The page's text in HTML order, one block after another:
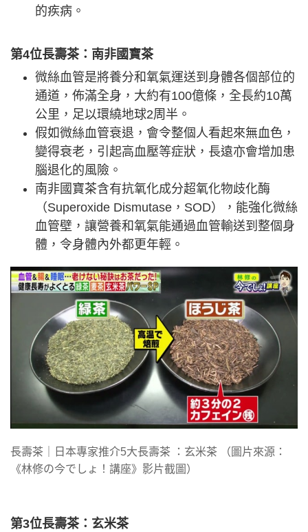
的疾病。
第4位長壽茶：南非國寶茶
微絲血管是將養分和氧氣運送到身體各個部位的
通道，佈滿全身，大約有100億條，全長約10萬
公里，足以環繞地球2周半。
假如微絲血管衰退，會令整個人看起來無血色，
變得衰老，引起高血壓等症狀，長遠亦會增加患
腦退化的風險。
南非國寶茶含有抗氧化成分超氧化物歧化酶
（Superoxide Dismutase，SOD），能強化微絲
血管壁，讓營養和氧氣能通過血管輸送到整個身
體，令身體內外都更年輕。
長壽茶｜日本專家推介5大長壽茶 ：玄米茶 （圖片來源：
《林修の今でしょ！講座》影片截圖）
第3位長壽茶：玄米茶